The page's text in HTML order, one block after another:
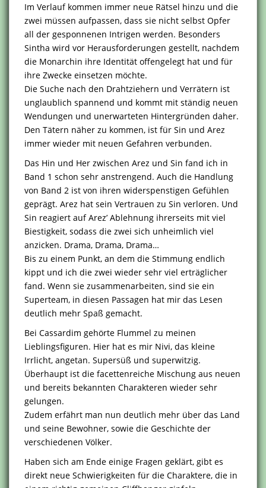
Im Verlauf kommen immer neue Rätsel hinzu und die
zwei müssen aufpassen, dass sie nicht selbst Opfer
all der gesponnenen Intrigen werden. Besonders
Sintha wird vor Herausforderungen gestellt, nachdem
die Monarchin ihre Identität offengelegt hat und für
ihre Zwecke einsetzen möchte.
Die Suche nach den Drahtziehern und Verrätern ist
unglaublich spannend und kommt mit ständig neuen
Wendungen und unerwarteten Hintergründen daher.
Den Tätern näher zu kommen, ist für Sin und Arez
immer wieder mit neuen Gefahren verbunden.
Das Hin und Her zwischen Arez und Sin fand ich in
Band 1 schon sehr anstrengend. Auch die Handlung
von Band 2 ist von ihren widerspenstigen Gefühlen
geprägt. Arez hat sein Vertrauen zu Sin verloren. Und
Sin reagiert auf Arez’ Ablehnung ihrerseits mit viel
Biestigkeit, sodass die zwei sich unheimlich viel
anzicken. Drama, Drama, Drama…
Bis zu einem Punkt, an dem die Stimmung endlich
kippt und ich die zwei wieder sehr viel erträglicher
fand. Wenn sie zusammenarbeiten, sind sie ein
Superteam, in diesen Passagen hat mir das Lesen
deutlich mehr Spaß gemacht.
Bei Cassardim gehörte Flummel zu meinen
Lieblingsfiguren. Hier hat es mir Nivi, das kleine
Irrlicht, angetan. Supersüß und superwitzig.
Überhaupt ist die facettenreiche Mischung aus neuen
und bereits bekannten Charakteren wieder sehr
gelungen.
Zudem erfährt man nun deutlich mehr über das Land
und seine Bewohner, sowie die Geschichte der
verschiedenen Völker.
Haben sich am Ende einige Fragen geklärt, gibt es
direkt neue Schwierigkeiten für die Charaktere, die in